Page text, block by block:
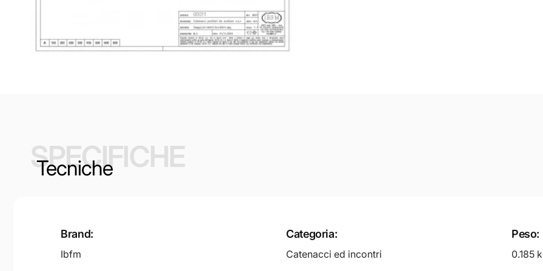
SPECIFICHE
Tecniche
Brand:
Ibfm
Categoria:
Catenacci ed incontri
Peso:
0.185